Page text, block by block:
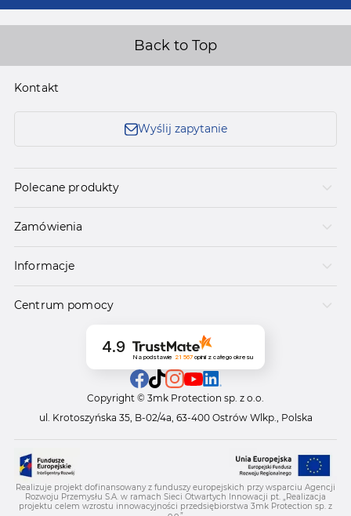
Back to Top
Kontakt
Wyślij zapytanie
Polecane produkty
Zamówienia
Informacje
Centrum pomocy
4.9
Na podstawie 21 567opinii z całego okresu
Copyright © 3mk Protection sp. z o.o.
ul. Krotoszyńska 35, B-02/4a, 63-400 Ostrów Wlkp., Polska
Realizuje projekt dofinansowany z funduszy europejskich przy wsparciu Agencji
Rozwoju Przemysłu S.A. w ramach Sieci Otwartych Innowacji pt. „Realizacja
projektu celem wzrostu innowacyjności przedsiębiorstwa 3mk Protection sp. z